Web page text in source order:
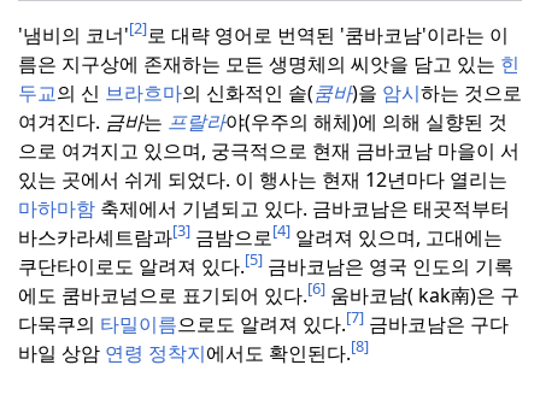
'냄비의 코너'[2]로 대략 영어로 번역된 '쿰바코남'이라는 이
름은 지구상에 존재하는 모든 생명체의 씨앗을 담고 있는 힌
두교의 신 브라흐마의 신화적인 솥(쿰바)을 암시하는 것으로
여겨진다. 금바는 프랄라야(우주의 해체)에 의해 실향된 것
으로 여겨지고 있으며, 궁극적으로 현재 금바코남 마을이 서
있는 곳에서 쉬게 되었다. 이 행사는 현재 12년마다 열리는
마하마함 축제에서 기념되고 있다. 금바코남은 태곳적부터
바스카라셰트람과[3] 금밤으로[4] 알려져 있으며, 고대에는
쿠단타이로도 알려져 있다.[5] 금바코남은 영국 인도의 기록
에도 쿰바코넘으로 표기되어 있다.[6] 움바코남( kak南)은 구
다묵쿠의 타밀이름으로도 알려져 있다.[7] 금바코남은 구다
바일 상암 연령 정착지에서도 확인된다.[8]